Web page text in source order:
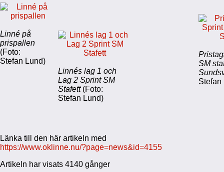
Linné på
prispallen
(Foto:
Stefan Lund)
SM
Stefan
Linnés lag 1 och
Lag 2 Sprint SM
Stafett(Foto:
Stefan Lund)
Länka till den här artikeln med
https://www.oklinne.nu/?page=news&id=4155
Artikeln har visats 4140 gånger